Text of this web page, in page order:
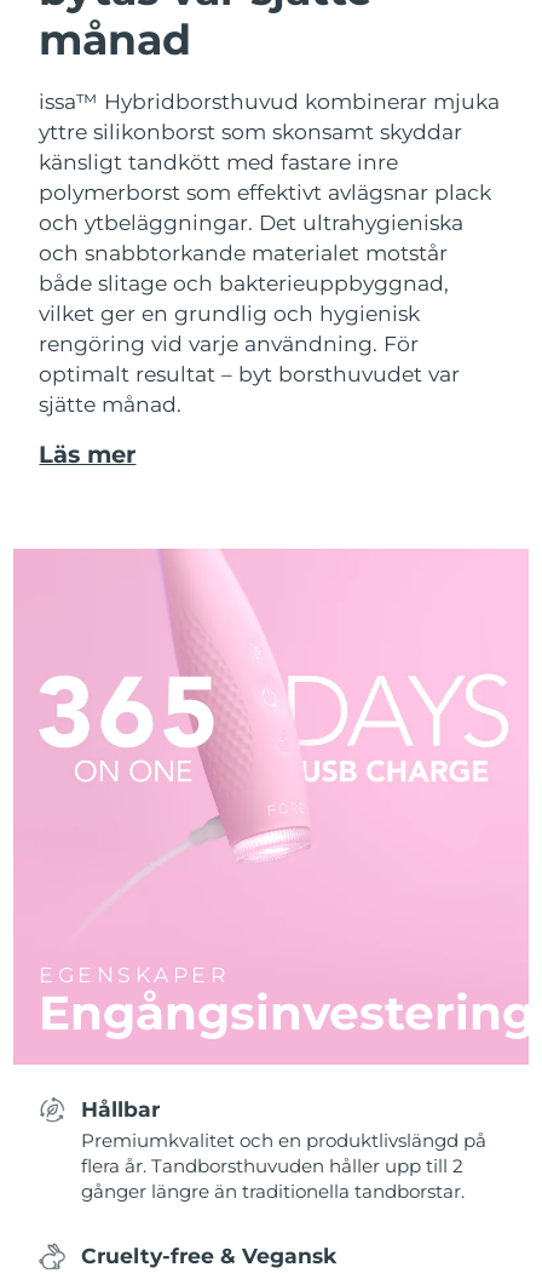
månad
issa™ Hybridborsthuvud kombinerar mjuka
yttre silikonborst som skonsamt skyddar
känsligt tandkött med fastare inre
polymerborst som effektivt avlägsnar plack
och ytbeläggningar. Det ultrahygieniska
och snabbtorkande materialet motstår
både slitage och bakterieuppbyggnad,
vilket ger en grundlig och hygienisk
rengöring vid varje användning. För
optimalt resultat – byt borsthuvudet var
sjätte månad.
Läs mer
EGENSKAPER
Engångsinvestering
Hållbar
Premiumkvalitet och en produktlivslängd på
flera år. Tandborsthuvuden håller upp till 2
gånger längre än traditionella tandborstar.
Cruelty-free & Vegansk